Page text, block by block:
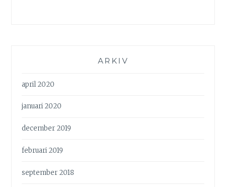
ARKIV
april 2020
januari 2020
december 2019
februari 2019
september 2018